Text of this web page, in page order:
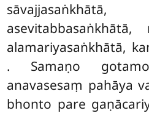
alamariyasaṅkhātā,
. Samaṇo
anavasesaṃ pahāya
bhonto pare